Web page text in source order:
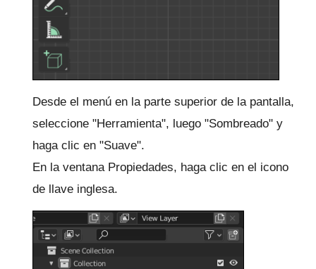
Desde el menú en la parte superior de la pantalla,
seleccione "Herramienta", luego "Sombreado" y
haga clic en "Suave".
En la ventana Propiedades, haga clic en el icono
de llave inglesa.